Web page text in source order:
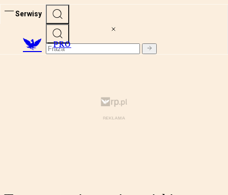
Serwisy
PRO